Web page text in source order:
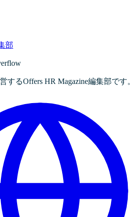
部
するOffers HR Magazine編集部です。